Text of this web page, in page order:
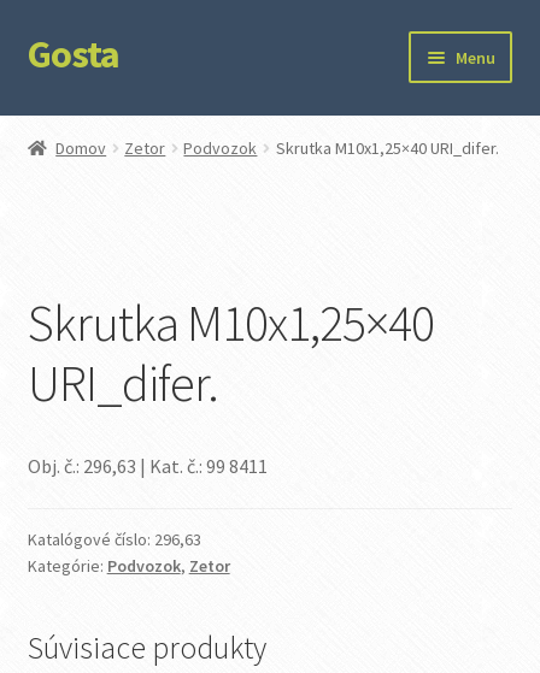
Preskočiť
na
Preskočiť
na
Gosta Menu
Domov
Domov Zetor Podvozok Skrutka M10x1,25×40 URI_difer.
Skrutka M10x1,25×40
URI_difer.
Obj. č.: 296,63 | Kat. č.: 99 8411
Katalógové číslo: 296,63
Kategórie: Podvozok, Zetor
Súvisiace produkty